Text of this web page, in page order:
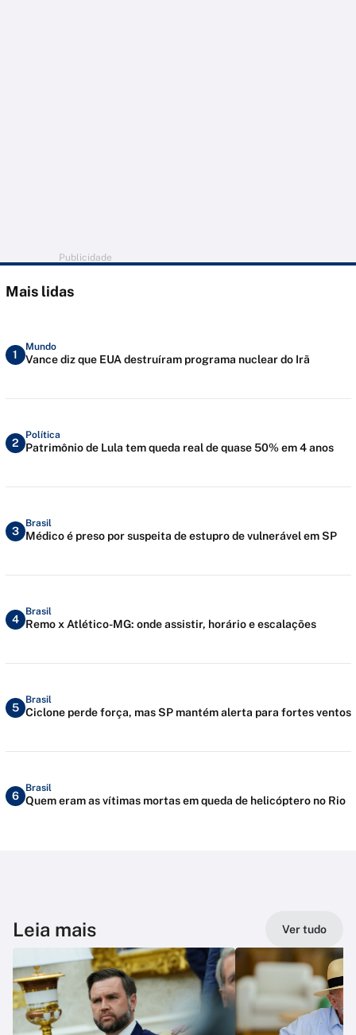
Publicidade
Mais lidas
1
Mundo
Vance diz que EUA destruíram programa nuclear do Irã
2
Política
Patrimônio de Lula tem queda real de quase 50% em 4 anos
3
Brasil
Médico é preso por suspeita de estupro de vulnerável em SP
4
Brasil
Remo x Atlético-MG: onde assistir, horário e escalações
5
Brasil
Ciclone perde força, mas SP mantém alerta para fortes ventos
6
Brasil
Quem eram as vítimas mortas em queda de helicóptero no Rio
Leia mais Ver tudo